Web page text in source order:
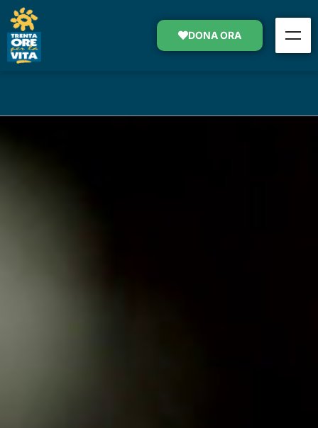
DONA ORA
MANUELA E IL GIOCO CON SUO
FIGLIO